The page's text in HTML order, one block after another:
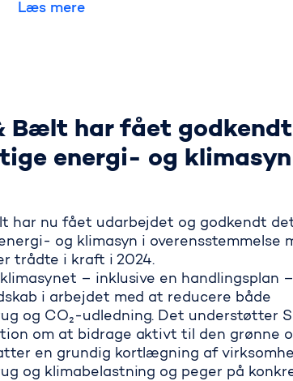
Læs mere
Bælt har fået
energi- og klimasyn
har nu fået udarbejdet og godkendt
og klimasyn i overensstemmelse
trådte i kraft i 2024.
– inklusive en handlingsplan
i arbejdet med at reducere både
og CO₂-udledning. Det understøtter
om at bidrage aktivt til den grønne
en grundig kortlægning af
og klimabelastning og peger på